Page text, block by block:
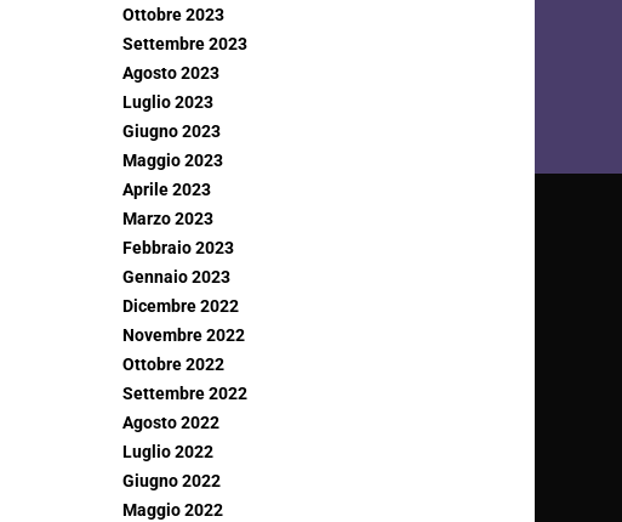
Ottobre 2023
Settembre 2023
Agosto 2023
Luglio 2023
Giugno 2023
Maggio 2023
Aprile 2023
Marzo 2023
Febbraio 2023
Gennaio 2023
Dicembre 2022
Novembre 2022
Ottobre 2022
Settembre 2022
Agosto 2022
Luglio 2022
Giugno 2022
Maggio 2022